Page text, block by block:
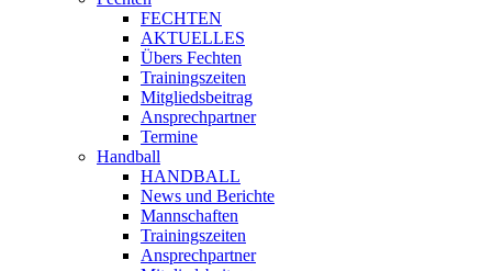
FECHTEN
AKTUELLES
Übers Fechten
Trainingszeiten
Mitgliedsbeitrag
Ansprechpartner
Termine
Handball
HANDBALL
News und Berichte
Mannschaften
Trainingszeiten
Ansprechpartner